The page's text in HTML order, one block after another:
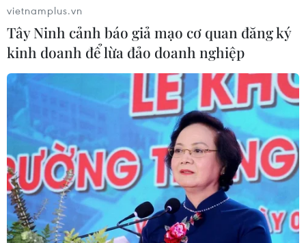
vietnamplus.vn
Tây Ninh cảnh báo giả mạo cơ quan đăng ký
kinh doanh để lừa đảo doanh nghiệp